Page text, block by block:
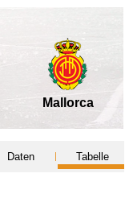
Mallorca
Daten Tabelle